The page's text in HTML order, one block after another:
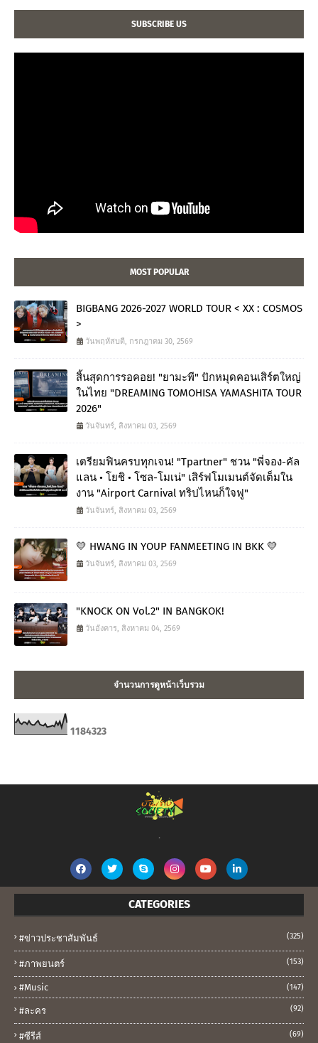
SUBSCRIBE US
MOST POPULAR
BIGBANG 2026-2027 WORLD TOUR < XX : COSMOS
>
วันพฤหัสบดี, กรกฎาคม 30, 2569
สิ้นสุดการรอคอย! "ยามะพี" ปักหมุดคอนเสิร์ตใหญ่
ในไทย "DREAMING TOMOHISA YAMASHITA TOUR
2026"
วันจันทร์, สิงหาคม 03, 2569
เตรียมฟินครบทุกเจน! "Tpartner" ชวน "พี่จอง-คัล
แลน • โยชิ • โซล-โมเน่" เสิร์ฟโมเมนต์จัดเต็มใน
งาน "Airport Carnival ทริปไหนก็ใจฟู"
วันจันทร์, สิงหาคม 03, 2569
💛 HWANG IN YOUP FANMEETING IN BKK 💛
วันจันทร์, สิงหาคม 03, 2569
"KNOCK ON Vol.2" IN BANGKOK!
วันอังคาร, สิงหาคม 04, 2569
จำนวนการดูหน้าเว็บรวม
1184323
.
CATEGORIES
#ข่าวประชาสัมพันธ์ (325)
#ภาพยนตร์ (153)
#music (147)
#ละคร (92)
#ซีรีส์ (69)